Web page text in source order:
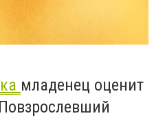
младенец оценит